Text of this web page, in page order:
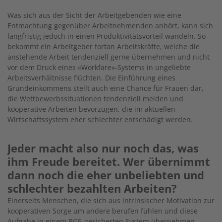
Was sich aus der Sicht der Arbeitgebenden wie eine
Entmachtung gegenüber Arbeitnehmenden anhört, kann sich
langfristig jedoch in einen Produktivitätsvorteil wandeln. So
bekommt ein Arbeitgeber fortan Arbeitskräfte, welche die
anstehende Arbeit tendenziell gerne übernehmen und nicht
vor dem Druck eines «Workfare»-Systems in ungeliebte
Arbeitsverhältnisse flüchten. Die Einführung eines
Grundeinkommens stellt auch eine Chance für Frauen dar,
die Wettbewerbssituationen tendenziell meiden und
kooperative Arbeiten bevorzugen, die im aktuellen
Wirtschaftssystem eher schlechter entschädigt werden.
Jeder macht also nur noch das, was
ihm Freude bereitet. Wer übernimmt
dann noch die eher unbeliebten und
schlechter bezahlten Arbeiten?
Einerseits Menschen, die sich aus intrinsischer Motivation zur
kooperativen Sorge um andere berufen fühlen und diese